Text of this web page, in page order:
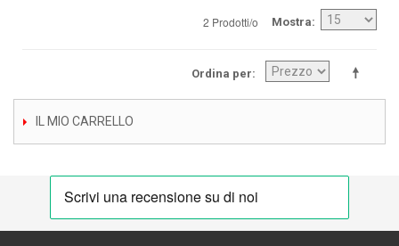
2 Prodotti/o Mostra
Ordina per
IL MIO CARRELLO